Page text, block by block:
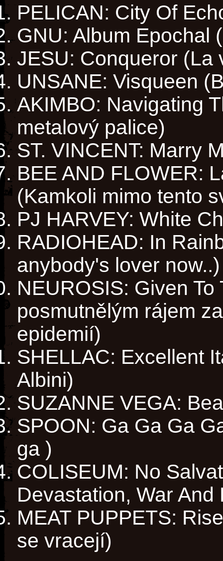
PELICAN: City Of
GNU: Album Epochal
JESU: Conqueror (La
UNSANE: Visqueen
AKIMBO: Navigating
metalový palice)
ST. VINCENT: Marry
BEE AND FLOWER:
(Kamkoli mimo tento
PJ HARVEY: White
RADIOHEAD: In
anybody's lover now..)
NEUROSIS: Given
posmutnělým rájem
epidemií)
SHELLAC: Excellent
Albini)
SUZANNE VEGA:
SPOON: Ga Ga Ga
ga )
COLISEUM: No
Devastation, War And
MEAT PUPPETS:
se vracejí)